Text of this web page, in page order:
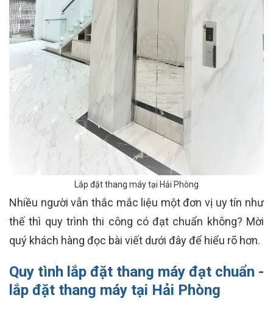
Lắp đặt thang máy tại Hải Phòng
Nhiều người vẫn thắc mắc liệu một đơn vị uy tín như
thế thì quy trình thi công có đạt chuẩn không? Mời
quý khách hàng đọc bài viết dưới đây để hiểu rõ hơn.
Quy tình lắp đặt thang máy đạt chuẩn -
lắp đặt thang máy tại Hải Phòng